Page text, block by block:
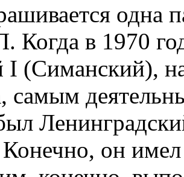
одна
в 1970
I (Симанский),
самым
он